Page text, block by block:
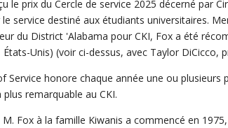
le prix du Cercle de service 2025 décerné par
service destiné aux étudiants universitaires.
du District 'Alabama pour CKI, Fox a été
États-Unis) (voir ci-dessus, avec Taylor DiCicco,
Service honore chaque année une ou
remarquable au CKI.
Fox à la famille Kiwanis a commencé en